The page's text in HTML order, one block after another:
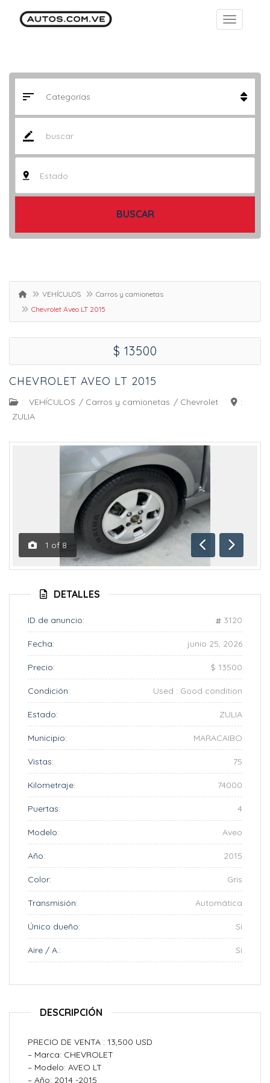
Estado
BUSCAR
VEHÍCULOS
Carros y camionetas
Chevrolet Aveo LT 2015
$ 13500
CHEVROLET AVEO LT 2015
: VEHÍCULOS / Carros y camionetas / Chevrolet
:
ZULIA
1 of 8
Anterior
DETALLES
ID de anuncio: 3120
Fecha: junio 25, 2026
Precio: $ 13500
Condición: Used : Good condition
Estado: ZULIA
Municipio: MARACAIBO
Vistas: 75
Kilometraje: 74000
Puertas: 4
Modelo: Aveo
Año: 2015
Color: Gris
Transmisión: Automática
Único dueño: Si
Aire / A.: Si
DESCRIPCIÓN
PRECIO DE VENTA : 13,500 USD
– Marca: CHEVROLET
– Modelo: AVEO LT
– Año: 2014 -2015